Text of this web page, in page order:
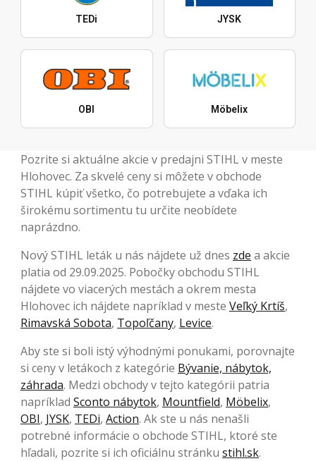
TEDi JYSK
OBI Möbelix
Pozrite si aktuálne akcie v predajni STIHL v meste
Hlohovec. Za skvelé ceny si môžete v obchode
STIHL kúpiť všetko, čo potrebujete a vďaka ich
širokému sortimentu tu určite neobídete
naprázdno.
Nový STIHL leták u nás nájdete už dnes zde a akcie
platia od 29.09.2025. Pobočky obchodu STIHL
nájdete vo viacerých mestách a okrem mesta
Hlohovec ich nájdete napríklad v meste Veľký Krtíš,
Rimavská Sobota, Topoľčany, Levice.
Aby ste si boli istý výhodnými ponukami, porovnajte
si ceny v letákoch z kategórie Bývanie, nábytok,
záhrada. Medzi obchody v tejto kategórii patria
napríklad Sconto nábytok, Mountfield, Möbelix,
OBI, JYSK, TEDi, Action. Ak ste u nás nenašli
potrebné informácie o obchode STIHL, ktoré ste
hľadali, pozrite si ich oficiálnu stránku stihl.sk.